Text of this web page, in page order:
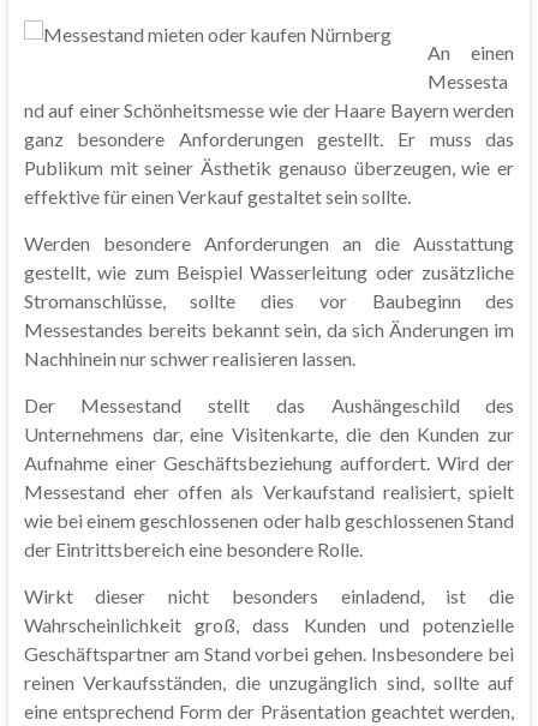
An einen
Messesta
nd auf einer Schönheitsmesse wie der Haare Bayern werden
ganz besondere Anforderungen gestellt. Er muss das
Publikum mit seiner Ästhetik genauso überzeugen, wie er
effektive für einen Verkauf gestaltet sein sollte.
Werden besondere Anforderungen an die Ausstattung
gestellt, wie zum Beispiel Wasserleitung oder zusätzliche
Stromanschlüsse, sollte dies vor Baubeginn des
Messestandes bereits bekannt sein, da sich Änderungen im
Nachhinein nur schwer realisieren lassen.
Der Messestand stellt das Aushängeschild des
Unternehmens dar, eine Visitenkarte, die den Kunden zur
Aufnahme einer Geschäftsbeziehung auffordert. Wird der
Messestand eher offen als Verkaufstand realisiert, spielt
wie bei einem geschlossenen oder halb geschlossenen Stand
der Eintrittsbereich eine besondere Rolle.
Wirkt dieser nicht besonders einladend, ist die
Wahrscheinlichkeit groß, dass Kunden und potenzielle
Geschäftspartner am Stand vorbei gehen. Insbesondere bei
reinen Verkaufsständen, die unzugänglich sind, sollte auf
eine entsprechend Form der Präsentation geachtet werden,